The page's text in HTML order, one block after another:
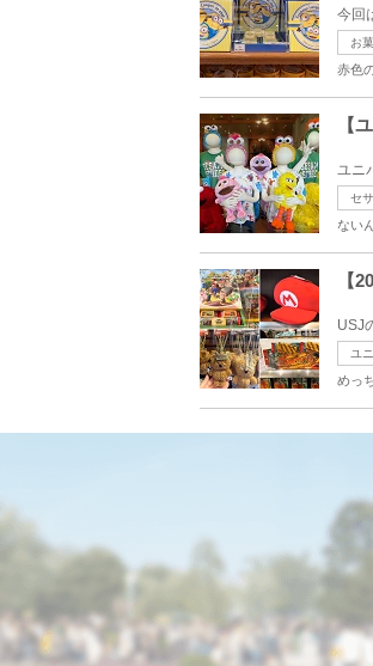
今回
お
赤色
【
ユニ
セ
ない
【
USJ
ユ
めっ